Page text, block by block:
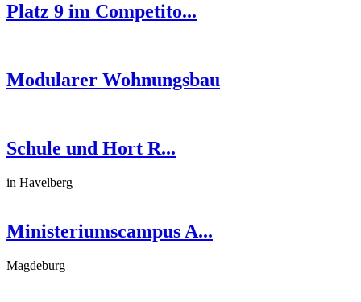
Platz 9 im Competito...
Modularer Wohnungsbau
Schule und Hort R...
in Havelberg
Ministeriumscampus A...
Magdeburg